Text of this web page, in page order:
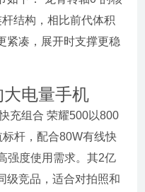
结构，相比前代体积
紧凑，展开时支撑更稳
电量手机
充组合 荣耀500以800
杆，配合80W有线快
强度使用需求。其2亿
级竞品，适合对拍照和